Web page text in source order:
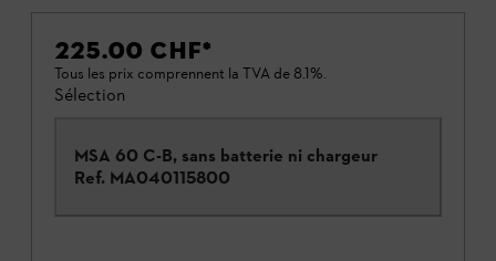
225.00 CHF*
Tous les prix comprennent la TVA de 8.1%.
Sélection
MSA 60 C-B, sans batterie ni chargeur
Ref. MA040115800